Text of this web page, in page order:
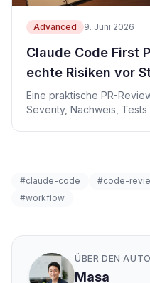
Advanced 9. Juni 2026
Claude Code First
echte Risiken vor
Eine praktische PR-
Severity, Nachweis,
#claude-code #code-
#workflow
ÜBER DEN
Masa